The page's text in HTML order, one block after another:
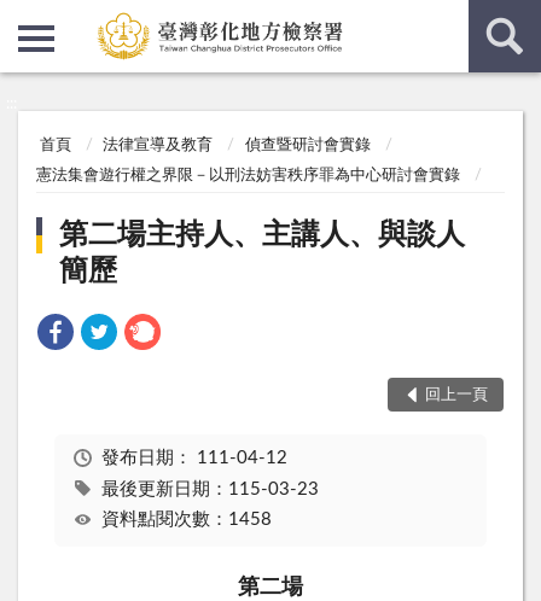
首頁 法律宣導及教育
偵查暨研討會實錄
憲法集會遊行權之界限－以刑法妨害秩序罪為中心研討會實錄
第二場主持人、主講人、與談人
簡歷
回上一頁
發布日期： 111-04-12
最後更新日期：115-03-23
資料點閱次數：1458
第二場